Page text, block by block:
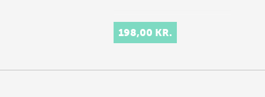
198,00 KR.